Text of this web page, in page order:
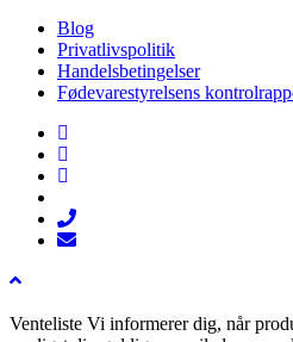
Blog
Privatlivspolitik
Handelsbetingelser
Fødevarestyrelsens
facebook
linkedin
instagram
phone
email
Venteliste Vi informerer dig, når